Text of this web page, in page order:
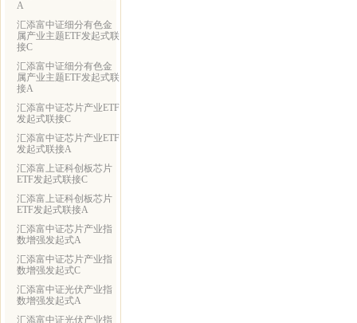
A
汇添富中证细分有色金
属产业主题ETF发起式联
接C
汇添富中证细分有色金
属产业主题ETF发起式联
接A
汇添富中证芯片产业ETF
发起式联接C
汇添富中证芯片产业ETF
发起式联接A
汇添富上证科创板芯片
ETF发起式联接C
汇添富上证科创板芯片
ETF发起式联接A
汇添富中证芯片产业指
数增强发起式A
汇添富中证芯片产业指
数增强发起式C
汇添富中证光伏产业指
数增强发起式A
汇添富中证光伏产业指